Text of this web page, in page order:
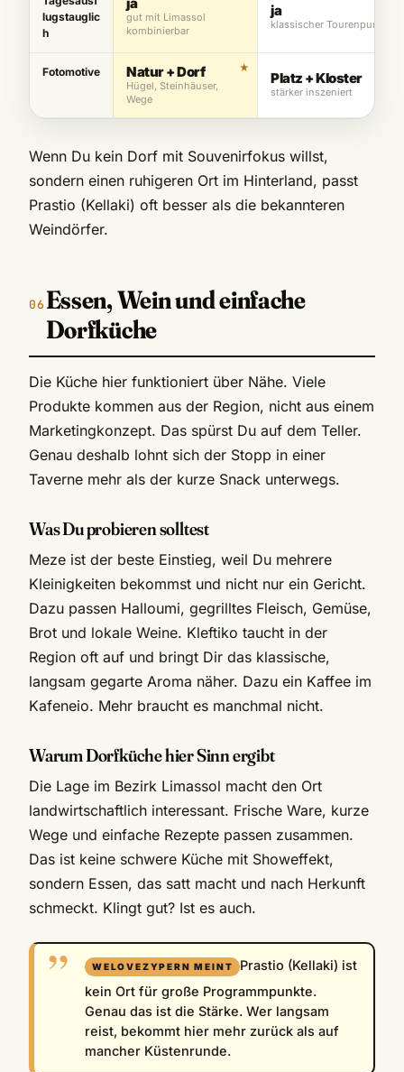
lugstauglic
h
ja
gut mit Limassol
kombinierbar
ja
klassischer Tourenpunkt
Fotomotive Natur + Dorf
Hügel, Steinhäuser,
Wege
Platz + Kloster
stärker inszeniert
Wenn Du kein Dorf mit Souvenirfokus willst,
sondern einen ruhigeren Ort im Hinterland, passt
Prastio (Kellaki) oft besser als die bekannteren
Weindörfer.
Essen, Wein und einfache
Dorfküche
Die Küche hier funktioniert über Nähe. Viele
Produkte kommen aus der Region, nicht aus einem
Marketingkonzept. Das spürst Du auf dem Teller.
Genau deshalb lohnt sich der Stopp in einer
Taverne mehr als der kurze Snack unterwegs.
Was Du probieren solltest
Meze ist der beste Einstieg, weil Du mehrere
Kleinigkeiten bekommst und nicht nur ein Gericht.
Dazu passen Halloumi, gegrilltes Fleisch, Gemüse,
Brot und lokale Weine. Kleftiko taucht in der
Region oft auf und bringt Dir das klassische,
langsam gegarte Aroma näher. Dazu ein Kaffee im
Kafeneio. Mehr braucht es manchmal nicht.
Warum Dorfküche hier Sinn ergibt
Die Lage im Bezirk Limassol macht den Ort
landwirtschaftlich interessant. Frische Ware, kurze
Wege und einfache Rezepte passen zusammen.
Das ist keine schwere Küche mit Showeffekt,
sondern Essen, das satt macht und nach Herkunft
schmeckt. Klingt gut? Ist es auch.
Prastio (Kellaki) ist
kein Ort für große Programmpunkte.
Genau das ist die Stärke. Wer langsam
reist, bekommt hier mehr zurück als auf
mancher Küstenrunde.